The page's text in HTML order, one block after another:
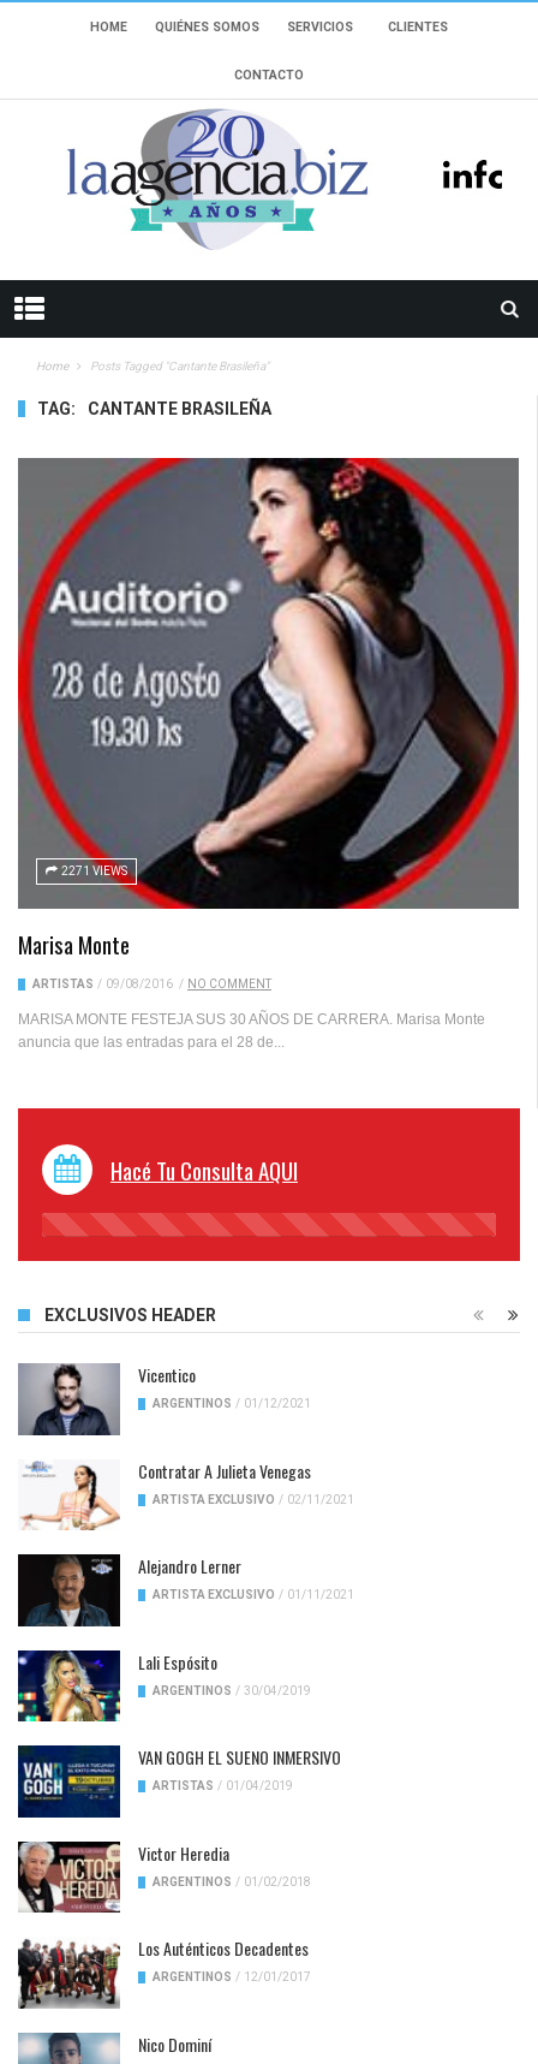
HOME QUIÉNES SOMOS SERVICIOS CLIENTES
CONTACTO
Home Posts Tagged "cantante Brasileña"
TAG: CANTANTE BRASILEÑA
2271 VIEWS
Marisa Monte
ARTISTAS / 09/08/2016 / NO COMMENT
MARISA MONTE FESTEJA SUS 30 AÑOS DE CARRERA. Marisa Monte
anuncia que las entradas para el 28 de...
Hacé Tu Consulta AQUI
45%
EXCLUSIVOS HEADER
Vicentico
ARGENTINOS / 01/12/2021
Contratar A Julieta Venegas
ARTISTA EXCLUSIVO / 02/11/2021
Alejandro Lerner
ARTISTA EXCLUSIVO / 01/11/2021
Lali Espósito
ARGENTINOS / 30/04/2019
VAN GOGH EL SUENO INMERSIVO
ARTISTAS / 01/04/2019
Victor Heredia
ARGENTINOS / 01/02/2018
Los Auténticos Decadentes
ARGENTINOS / 12/01/2017
Nico Dominí